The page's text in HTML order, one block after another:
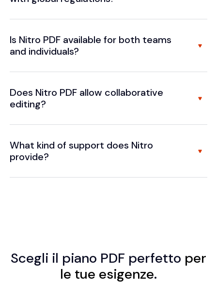
Is Nitro PDF available for both teams
and individuals?
Does Nitro PDF allow collaborative
editing?
What kind of support does Nitro
provide?
Scegli il piano PDF perfetto per
le tue esigenze.